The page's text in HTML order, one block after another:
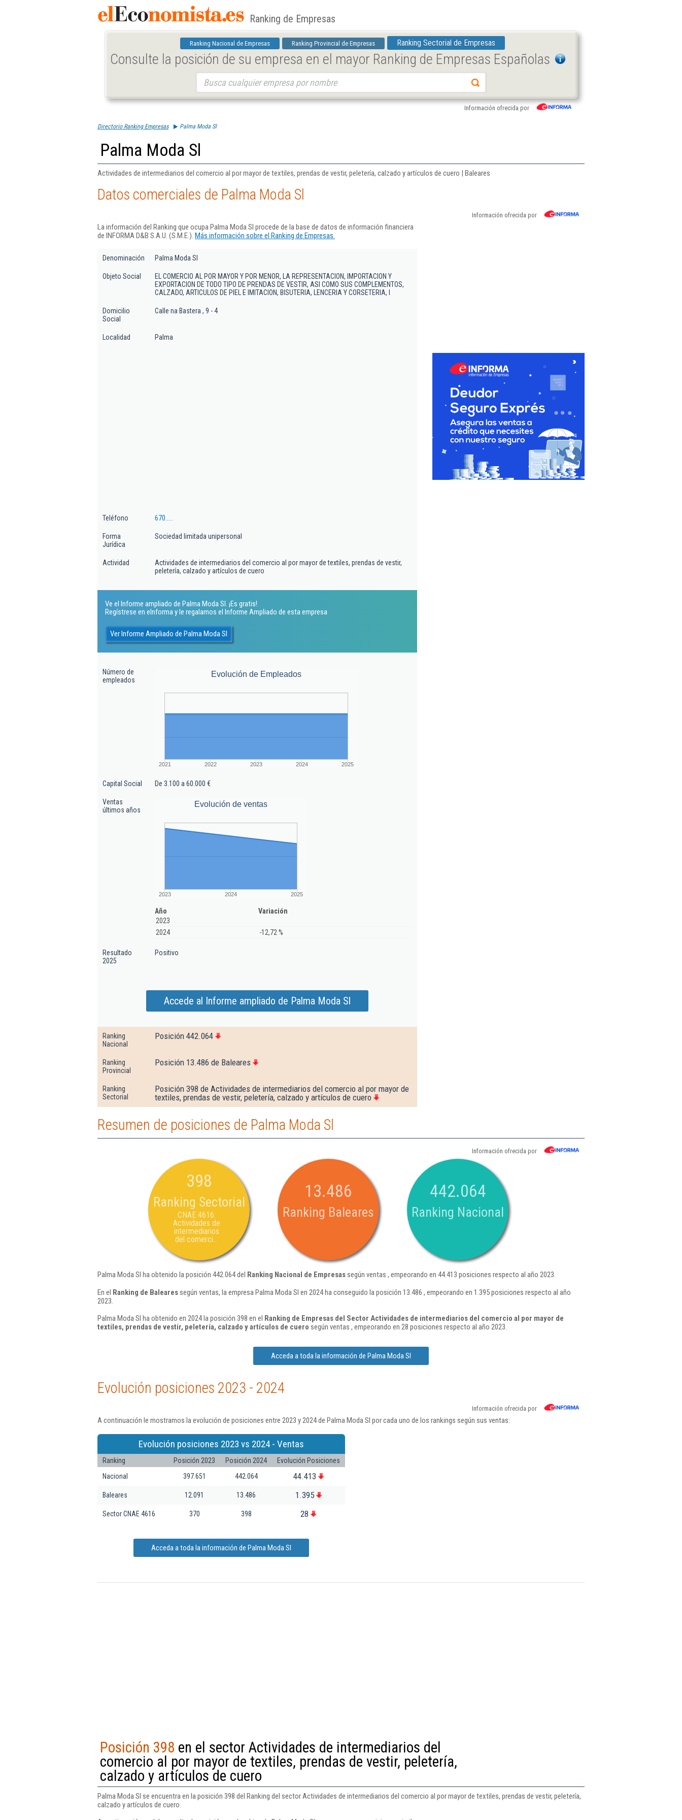
Ranking de Empresas
Ranking Nacional de Empresas Ranking Provincial de Empresas Ranking Sectorial de Empresas
Consulte la posición de su empresa en el mayor Ranking de Empresas Españolas
Información ofrecida por
Directorio Ranking Empresas Palma Moda Sl
Palma Moda Sl
Actividades de intermediarios del comercio al por mayor de textiles, prendas de vestir, peletería, calzado y artículos de cuero | Baleares
Datos comerciales de Palma Moda Sl
Información ofrecida por
La información del Ranking que ocupa Palma Moda Sl procede de la base de datos de información financiera
de INFORMA D&B S.A.U. (S.M.E.). Más información sobre el Ranking de Empresas.
Denominación Palma Moda Sl
Objeto Social
EL COMERCIO AL POR MAYOR Y POR MENOR, LA REPRESENTACION, IMPORTACION Y
EXPORTACION DE TODO TIPO DE PRENDAS DE VESTIR, ASI COMO SUS COMPLEMENTOS,
CALZADO, ARTICULOS DE PIEL E IMITACION, BISUTERIA, LENCERIA Y CORSETERIA, I
Domicilio
Social
Calle na Bastera , 9 - 4
Localidad Palma
Teléfono 670.....
Forma
Jurídica
Sociedad limitada unipersonal
Actividad
Actividades de intermediarios del comercio al por mayor de textiles, prendas de vestir,
peletería, calzado y artículos de cuero
Ve el Informe ampliado de Palma Moda Sl. ¡Es gratis!
Regístrese en eInforma y le regalamos el Informe Ampliado de esta empresa
Ver Informe Ampliado de Palma Moda Sl
Número de
empleados
Evolución de Empleados
2021 2022 2023 2024 2025
Capital Social De 3.100 a 60.000 €
Ventas
últimos años
Evolución de ventas
2023 2024 2025
Año
Variación
2023
2024
-12,72 %
Resultado
2025
Positivo
Accede al Informe ampliado de Palma Moda Sl
Ranking
Nacional
Posición 442.064
Ranking
Provincial
Posición 13.486 de Baleares
Ranking
Sectorial
Posición 398 de Actividades de intermediarios del comercio al por mayor de
textiles, prendas de vestir, peletería, calzado y artículos de cuero
Resumen de posiciones de Palma Moda Sl
Información ofrecida por
398
Ranking Sectorial
CNAE 4616:
Actividades de
intermediarios
del comerci...
13.486
Ranking Baleares
442.064
Ranking Nacional
Palma Moda Sl ha obtenido la posición 442.064 del Ranking Nacional de Empresassegún ventas , empeorando en 44.413 posiciones respecto al año 2023.
En el Ranking de Balearessegún ventas, la empresa Palma Moda Sl en 2024 ha conseguido la posición 13.486 , empeorando en 1.395 posiciones respecto al año
2023.
Palma Moda Sl ha obtenido en 2024 la posición 398 en el Ranking de Empresas del Sector Actividades de intermediarios del comercio al por mayor de
textiles, prendas de vestir, peletería, calzado y artículos de cuero según ventas , empeorando en 28 posiciones respecto al año 2023.
Acceda a toda la información de Palma Moda Sl
Evolución posiciones 2023 - 2024
Información ofrecida por
A continuación le mostramos la evolución de posiciones entre 2023 y 2024 de Palma Moda Sl por cada uno de los rankings según sus ventas:
Evolución posiciones 2023 vs 2024 - Ventas
Ranking Posición 2023 Posición 2024
Evolución Posiciones
Nacional
397.651 442.064 44.413
Baleares 12.091 13.486 1.395
Sector CNAE 4616 370 398 28
Acceda a toda la información de Palma Moda Sl
Posición 398 en el sector Actividades de intermediarios del
comercio al por mayor de textiles, prendas de vestir, peletería,
calzado y artículos de cuero
Palma Moda Sl se encuentra en la posición 398 del Ranking del sector Actividades de intermediarios del comercio al por mayor de textiles, prendas de vestir, peletería,
calzado y artículos de cuero.